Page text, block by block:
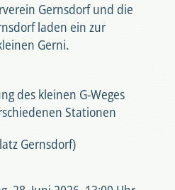
Gernsdorf und die
laden ein zur
Gerni.
des kleinen G-Weges
Stationen
Gernsdorf)